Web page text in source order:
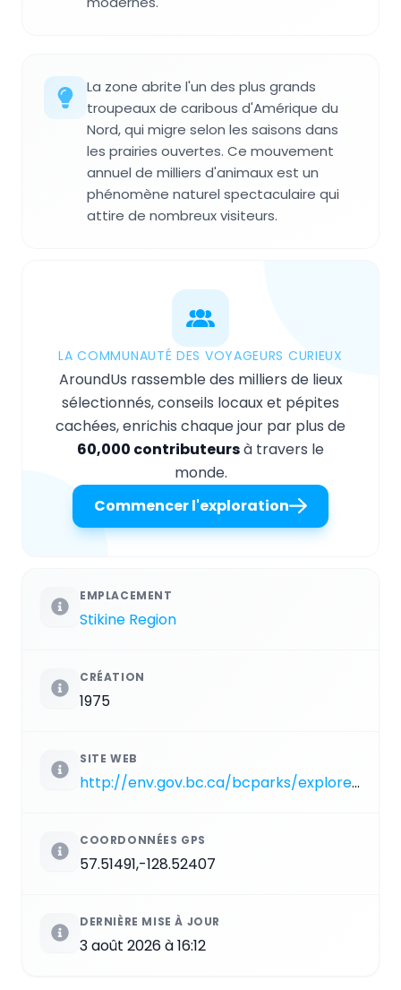
La zone abrite l'un des plus grands
troupeaux de caribous d'Amérique du
Nord, qui migre selon les saisons dans
les prairies ouvertes. Ce mouvement
annuel de milliers d'animaux est un
phénomène naturel spectaculaire qui
attire de nombreux visiteurs.
LA COMMUNAUTÉ DES VOYAGEURS CURIEUX
AroundUs rassemble des milliers de lieux
sélectionnés, conseils locaux et pépites
cachées, enrichis chaque jour par plus de
60,000 contributeursà travers le
monde.
Commencer l'exploration
EMPLACEMENT
Stikine Region
CRÉATION
1975
SITE WEB
http://env.gov.bc.ca/bcparks/explore/parkpgs/spatsizi
COORDONNÉES GPS
57.51491,-128.52407
DERNIÈRE MISE À JOUR
3 août 2026 à 16:12